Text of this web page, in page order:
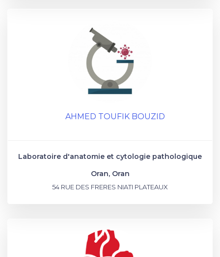
AHMED TOUFIK BOUZID
Laboratoire d'anatomie et cytologie pathologique
Oran, Oran
54 RUE DES FRERES NIATI PLATEAUX